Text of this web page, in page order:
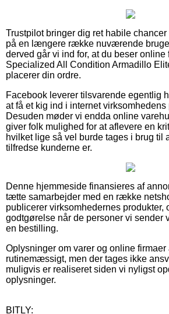
Trustpilot bringer dig ret habile
på en længere række nuværende
derved går vi ind for, at du beser
Specialized All Condition Armadillo
placerer din ordre.
Facebook leverer tilsvarende egentlig
at få et kig ind i internet
Desuden møder vi endda online
giver folk mulighed for at aflevere en
hvilket lige så vel burde tages i brug til
tilfredse kunderne er.
Denne hjemmeside finansieres af
tætte samarbejder med en række
publicerer virksomhedernes produkter,
godtgørelse når de personer vi sender
en bestilling.
Oplysninger om varer og online firmaer
rutinemæssigt, men der tages ikke
muligvis er realiseret siden vi nyligst
oplysninger.
BITLY: